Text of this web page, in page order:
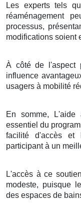
Les experts tels
réaménagement
processus,
modifications soient
À côté de l'aspect
influence
usagers à mobilité
En somme, L'aide
essentiel du
facilité d'accès et
participant à un
L'accès à ce
modeste, puisque
des espaces de